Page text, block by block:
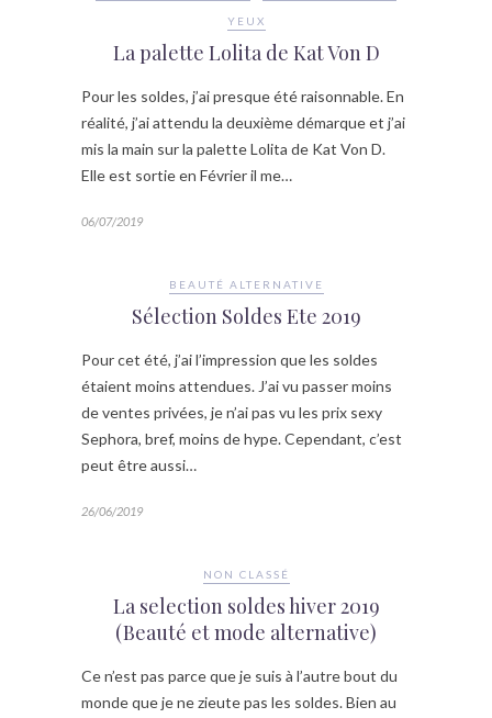
YEUX
La palette Lolita de Kat Von D
Pour les soldes, j’ai presque été raisonnable. En
réalité, j’ai attendu la deuxième démarque et j’ai
mis la main sur la palette Lolita de Kat Von D.
Elle est sortie en Février il me…
06/07/2019
BEAUTÉ ALTERNATIVE
Sélection Soldes Ete 2019
Pour cet été, j’ai l’impression que les soldes
étaient moins attendues. J’ai vu passer moins
de ventes privées, je n’ai pas vu les prix sexy
Sephora, bref, moins de hype. Cependant, c’est
peut être aussi…
26/06/2019
NON CLASSÉ
La selection soldes hiver 2019
(Beauté et mode alternative)
Ce n’est pas parce que je suis à l’autre bout du
monde que je ne zieute pas les soldes. Bien au